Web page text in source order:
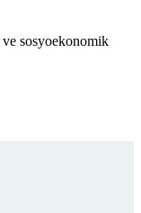
sosyoekonomik